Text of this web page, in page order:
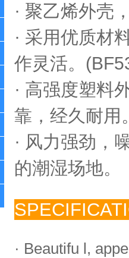
· 聚乙烯外壳
· 采用优质材
作灵活。
· 高强度塑料
靠， 经久耐用
· 风力强劲，
的潮湿场地。
· Beautifu l,